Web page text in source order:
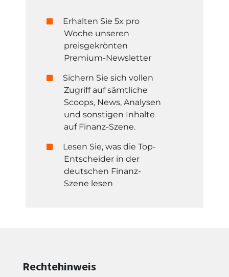
Erhalten Sie 5x pro
Woche unseren
preisgekrönten
Premium-Newsletter
Sichern Sie sich vollen
Zugriff auf sämtliche
Scoops, News, Analysen
und sonstigen Inhalte
auf Finanz-Szene.
Lesen Sie, was die Top-
Entscheider in der
deutschen Finanz-
Szene lesen
Rechtehinweis